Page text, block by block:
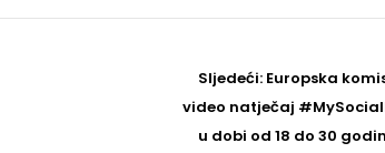
Sljedeći: Sljedeći
Post
Europska
video natječaj
u dobi od 18 do 30